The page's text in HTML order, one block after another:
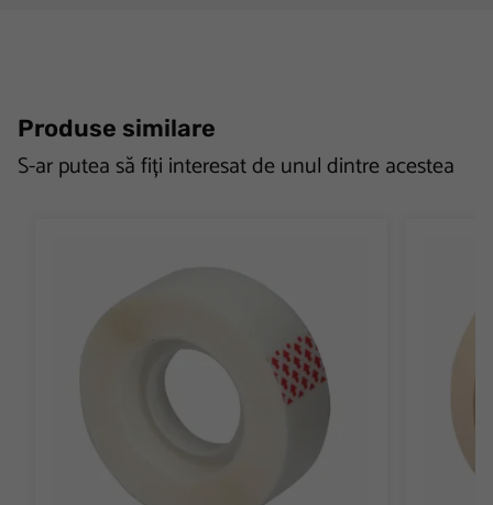
Produse similare
S-ar putea să fiți interesat de unul dintre acestea